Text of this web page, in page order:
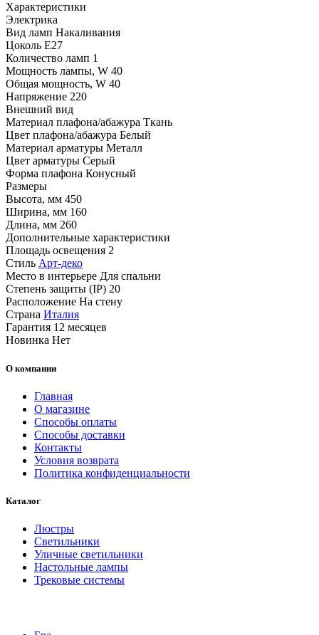
Характеристики
Электрика
Вид ламп Накаливания
Цоколь E27
Количество ламп 1
Мощность лампы, W 40
Общая мощность, W 40
Напряжение 220
Внешний вид
Материал плафона/абажура Ткань
Цвет плафона/абажура Белый
Материал арматуры Металл
Цвет арматуры Серый
Форма плафона Конусный
Размеры
Высота, мм 450
Ширина, мм 160
Длина, мм 260
Дополнительные характеристики
Площадь освещения 2
Стиль Арт-деко
Место в интерьере Для спальни
Степень защиты (IP) 20
Расположение На стену
Страна Италия
Гарантия 12 месяцев
Новинка Нет
О компании
Главная
О магазине
Способы оплаты
Способы доставки
Контакты
Условия возврата
Политика конфиденциальности
Каталог
Люстры
Светильники
Уличные светильники
Настольные лампы
Трековые системы